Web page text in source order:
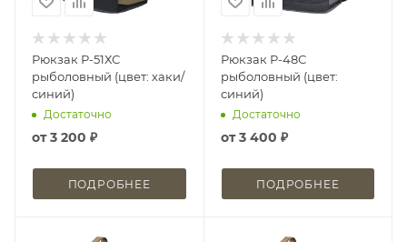
Рюкзак Р-51ХС
рыболовный (цвет: хаки/
синий)
Достаточно
от3 200 ₽
ПОДРОБНЕЕ
Рюкзак Р-48С
рыболовный (цвет:
синий)
Достаточно
от3 400 ₽
ПОДРОБНЕЕ